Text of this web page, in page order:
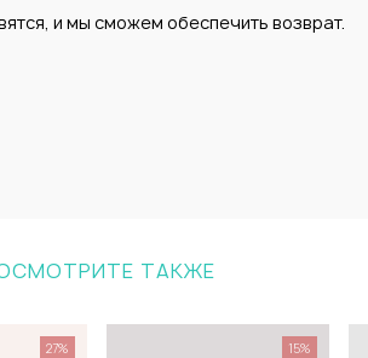
и мы сможем обеспечить возврат.
ТАКЖЕ
27% 15%